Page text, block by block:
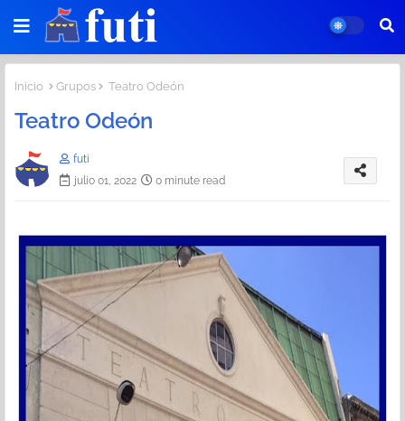
Inicio Grupos Teatro Odeón
Teatro Odeón
futi
julio 01, 2022
0 minute read